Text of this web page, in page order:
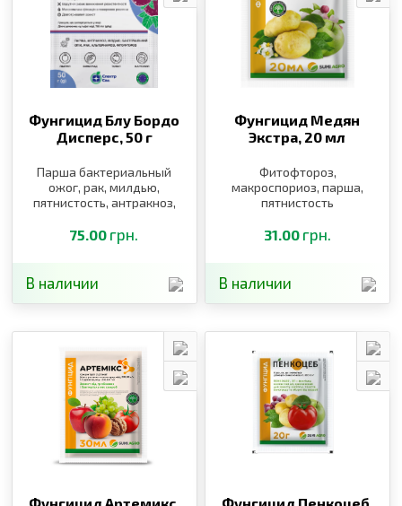
Фунгицид Блу Бордо
Дисперс,50 г
Парша бактериальный
ожог, рак, милдью,
пятнистость, антракноз,
75.00 грн.
В наличии
Фунгицид Медян
Экстра, 20 мл
Фитофтороз,
макроспориоз, парша,
пятнистость
31.00 грн.
В наличии